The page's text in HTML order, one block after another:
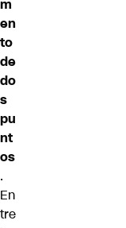
m
en
to
de
do
s
pu
nt
os
.
En
tre